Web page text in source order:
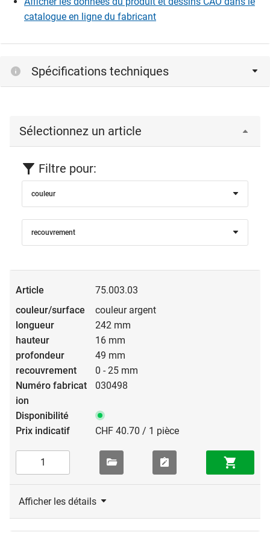
min. 380 mm - max. 1200 mm avec 1 compas
2
min. 2401 mm - max. 3600 mm avec 3 compas 25 kg/m2
catalogue en ligne du fabricant
Spécifications techniques
Sélectionnez un article
Filtre pour:
couleur
recouvrement
75.003.03
couleur argent
242 mm
16 mm
49 mm
0 - 25 mm
030498
CHF 40.70 / 1 pièce
Afficher les détails